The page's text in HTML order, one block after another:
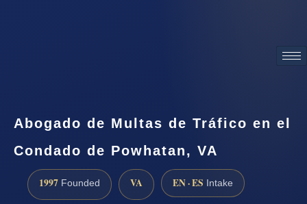
Abogado de Multas de Tráfico en el
Condado de Powhatan, VA
1997 Founded VA EN · ES Intake